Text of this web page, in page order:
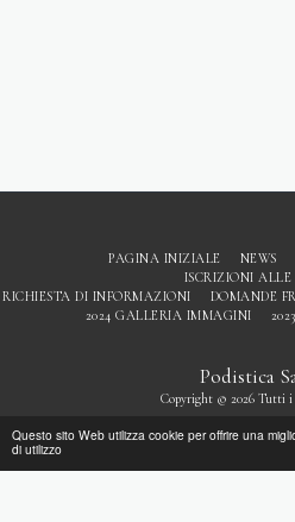
Questo sito Web utilizza cookie per offrire una
di utilizzo
Podistica
Copyright © 2026 Tutti
PAGINA INIZIALE NEWS
ISCRIZIONI ALLE
RICHIESTA DI INFORMAZIONI
DOMANDE
2024 GALLERIA IMMAGINI